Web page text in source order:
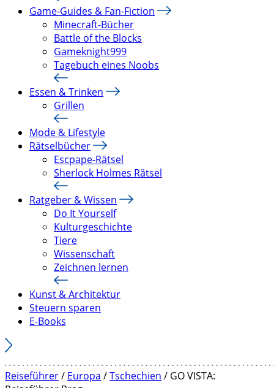
Game-Guides & Fan-Fiction
Minecraft-Bücher
Battle of the Blocks
Gameknight999
Tagebuch eines Noobs
Essen & Trinken
Grillen
Mode & Lifestyle
Rätselbücher
Escpape-Rätsel
Sherlock Holmes Rätsel
Ratgeber & Wissen
Do It Yourself
Kulturgeschichte
Tiere
Wissenschaft
Zeichnen lernen
Kunst & Architektur
Steuern sparen
E-Books
Reiseführer/ Europa /Tschechien / GO VISTA: